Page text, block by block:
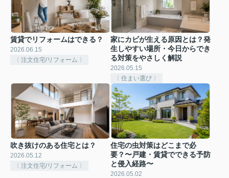
賃貸でリフォームはできる？
2026.06.15
〈 注文住宅/リフォーム 〉
家にカビが生える原因とは？発
生しやすい場所・今日からでき
る対策をやさしく解説
2026.05.15
〈 住まい選び 〉
吹き抜けのある住宅とは？
2026.05.12
〈 注文住宅/リフォーム 〉
住宅の虫対策はどこまで必
要？〜戸建・賃貸でできる予防
と侵入経路〜
2026.05.02